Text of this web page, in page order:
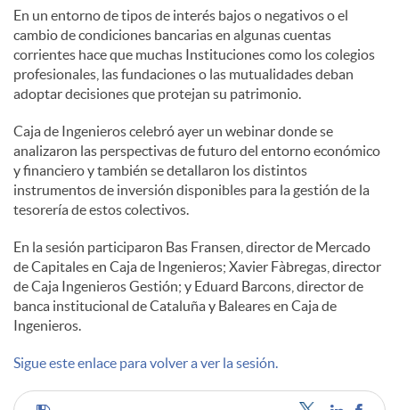
o
n
t
e
n
i
d
En un entorno de tipos de interés bajos o negativos o el
cambio de condiciones bancarias en algunas cuentas
corrientes hace que muchas Instituciones como los colegios
profesionales, las fundaciones o las mutualidades deban
adoptar decisiones que protejan su patrimonio.
Caja de Ingenieros celebró ayer un webinar donde se
analizaron las perspectivas de futuro del entorno económico
y financiero y también se detallaron los distintos
instrumentos de inversión disponibles para la gestión de la
tesorería de estos colectivos.
En la sesión participaron Bas Fransen, director de Mercado
de Capitales en Caja de Ingenieros; Xavier Fàbregas, director
de Caja Ingenieros Gestión; y Eduard Barcons, director de
banca institucional de Cataluña y Baleares en Caja de
Ingenieros.
Sigue este enlace para volver a ver la sesión.